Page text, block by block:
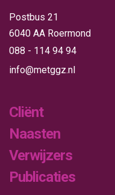
Postbus 21
6040 AA Roermond
088 - 114 94 94
info@metggz.nl
Cliënt
Naasten
Verwijzers
Publicaties